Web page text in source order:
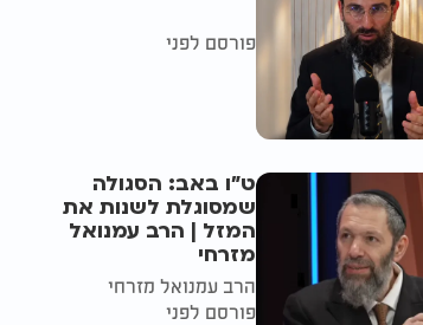
פורסם לפני
ט"ו באב: הסגולה
שמסוגלת לשנות את
המזל | הרב עמנואל
מזרחי
הרב עמנואל מזרחי
פורסם לפני